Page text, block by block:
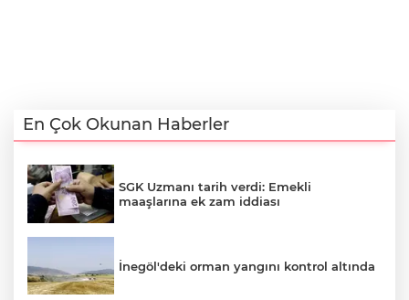
En Çok Okunan Haberler
SGK Uzmanı tarih verdi: Emekli
maaşlarına ek zam iddiası
İnegöl'deki orman yangını kontrol altında